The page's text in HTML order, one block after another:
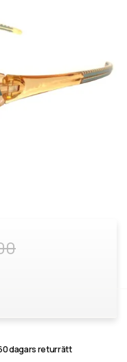
dagars returrätt